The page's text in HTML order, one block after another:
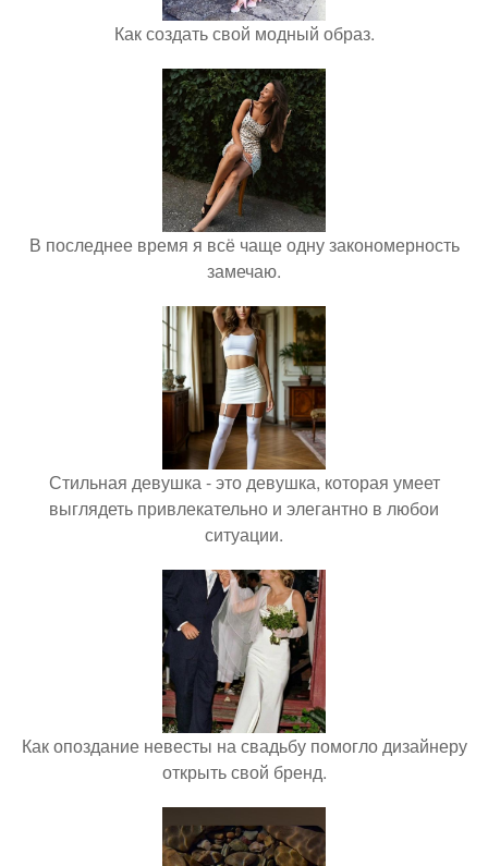
Как создать свой модный образ.
В последнее время я всё чаще одну закономерность
замечаю.
Стильная девушка - это девушка, которая умеет
выглядеть привлекательно и элегантно в любои
ситуации.
Как опоздание невесты на свадьбу помогло дизайнеру
открыть свой бренд.